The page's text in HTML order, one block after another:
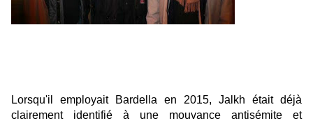
Lorsqu'il employait Bardella en 2015, Jalkh était déjà
clairement identifié à une mouvance antisémite et